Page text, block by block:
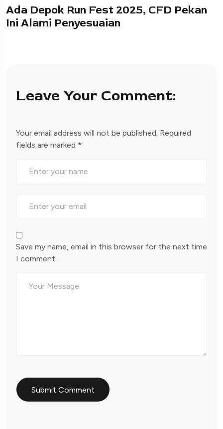
Ada Depok Run Fest 2025, CFD Pekan
Ini Alami Penyesuaian
Leave Your Comment:
Your email address will not be published. Required
fields are marked *
Save my name, email in this browser for the next time
I comment.